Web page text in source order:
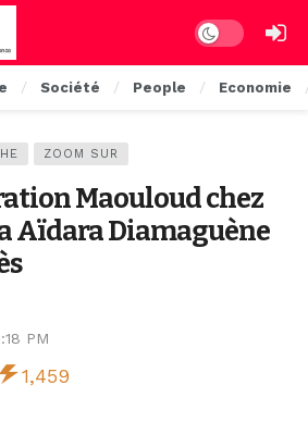
Dark mode
Société People Economie
ZOOM SUR
Maouloud chez
Aïdara Diamaguène
PM
1,459